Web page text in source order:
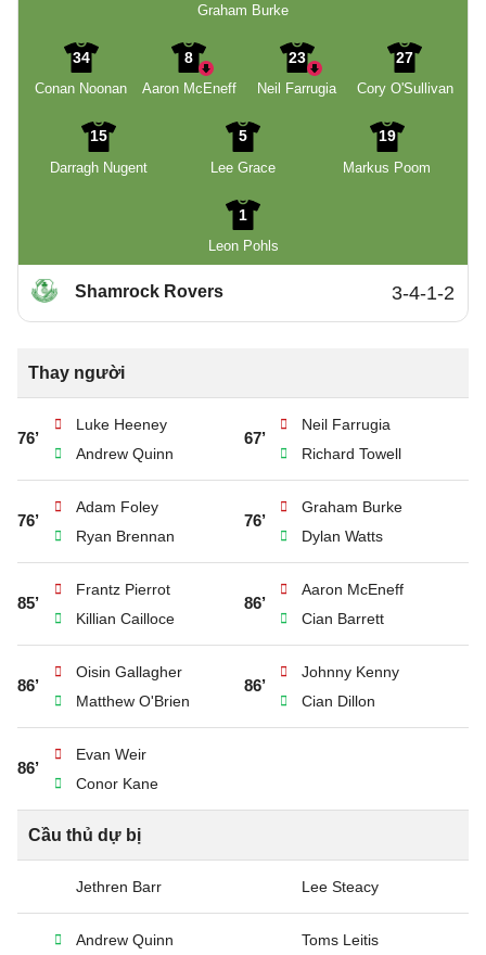
Graham Burke
34
Conan Noonan
8
Aaron McEneff
23
Neil Farrugia
27
Cory O'Sullivan
15
Darragh Nugent
5
Lee Grace
19
Markus Poom
1
Leon Pohls
Shamrock Rovers 3-4-1-2
Thay người
76’
Luke Heeney
Andrew Quinn
67’
Neil Farrugia
Richard Towell
76’
Adam Foley
Ryan Brennan
76’
Graham Burke
Dylan Watts
85’
Frantz Pierrot
Killian Cailloce
86’
Aaron McEneff
Cian Barrett
86’
Oisin Gallagher
Matthew O'Brien
86’
Johnny Kenny
Cian Dillon
86’
Evan Weir
Conor Kane
Cầu thủ dự bị
Jethren Barr Lee Steacy
Andrew Quinn Toms Leitis